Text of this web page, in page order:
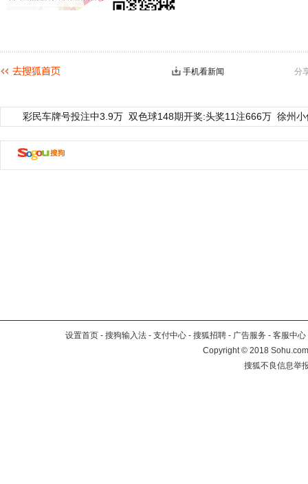
分
手机看新闻
彩民车牌号投注中3.9万 双色球148期开奖:头奖11注666万 徐州
设置首页 - 搜狗输入法 - 支付中心 - 搜狐招聘 - 广告服务 - 客服中心
Copyright©2018
搜狐不良信息举